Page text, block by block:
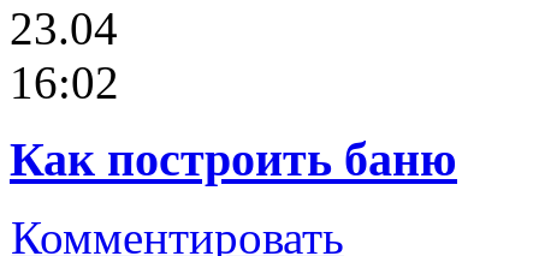
23.04
16:02
Как построить баню
Комментировать